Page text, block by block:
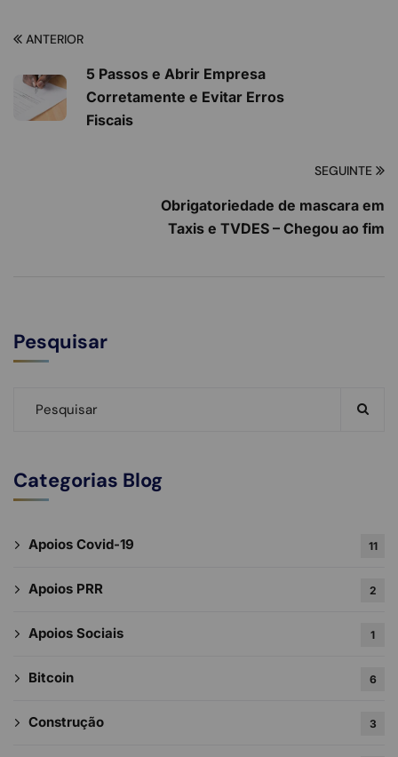
ANTERIOR
5 Passos e Abrir Empresa
Corretamente e Evitar Erros
Fiscais
SEGUINTE
Obrigatoriedade de mascara em
Taxis e TVDES – Chegou ao fim
Pesquisar
Categorias Blog
Apoios Covid-19 11
Apoios PRR 2
Apoios Sociais 1
Bitcoin 6
Construção 3